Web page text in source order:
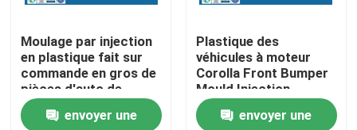
Produits
A propos de nous
Moulage par injection
en plastique fait sur
commande en gros de
pièces d'auto de
moulage par injection
d'usine envoyer une
Plastique des
véhicules à moteur
Corolla Front Bumper
Mould Injection
Molding de pièces
d'OEM envoyer une